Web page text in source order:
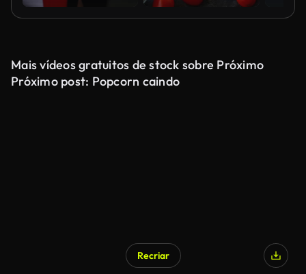
Mais vídeos gratuitos de stock sobre Próximo
Próximo post: Popcorn caindo
Recriar